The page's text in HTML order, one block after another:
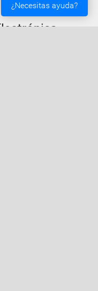
¿Necesitas ayuda?